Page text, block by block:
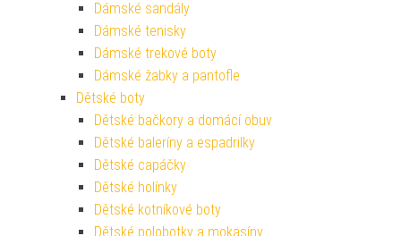
Dámské sandály
Dámské tenisky
Dámské trekové boty
Dámské žabky a pantofle
Dětské boty
Dětské bačkory a domácí obuv
Dětské baleríny a espadrilky
Dětské capáčky
Dětské holínky
Dětské kotníkové boty
Dětské polobotky a mokasíny